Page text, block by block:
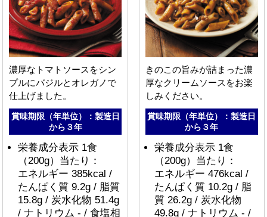
濃厚なトマトソースをシン
プルにバジルとオレガノで
仕上げました。
賞味期限（年単位）：製造日
から３年
栄養成分表示 1食
（200g）当たり：
エネルギー 385kcal /
たんぱく質 9.2g / 脂質
15.8g / 炭水化物 51.4g
/ ナトリウム - / 食塩相
きのこの旨みが詰まった濃
厚なクリームソースをお楽
しみください。
賞味期限（年単位）：製造日
から３年
栄養成分表示 1食
（200g）当たり：
エネルギー 476kcal /
たんぱく質 10.2g / 脂
質 26.2g / 炭水化物
49.8g / ナトリウム - /